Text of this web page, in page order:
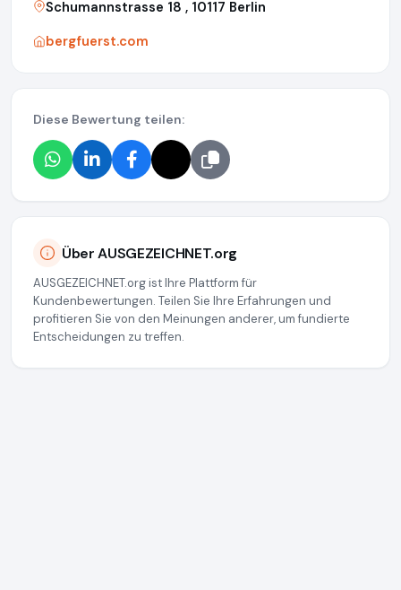
Schumannstrasse 18 , 10117 Berlin
bergfuerst.com
Diese Bewertung teilen:
Über AUSGEZEICHNET.org
AUSGEZEICHNET.org ist Ihre Plattform für
Kundenbewertungen. Teilen Sie Ihre Erfahrungen und
profitieren Sie von den Meinungen anderer, um fundierte
Entscheidungen zu treffen.